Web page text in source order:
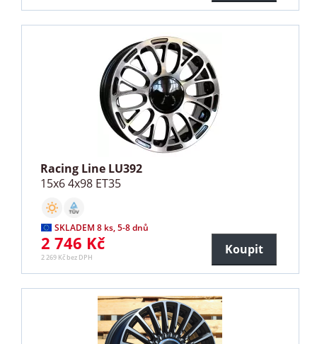
Racing Line LU392
15x6 4x98 ET35
SKLADEM 8 ks, 5-8 dnů
2 746 Kč
2 269 Kč bez DPH
Koupit